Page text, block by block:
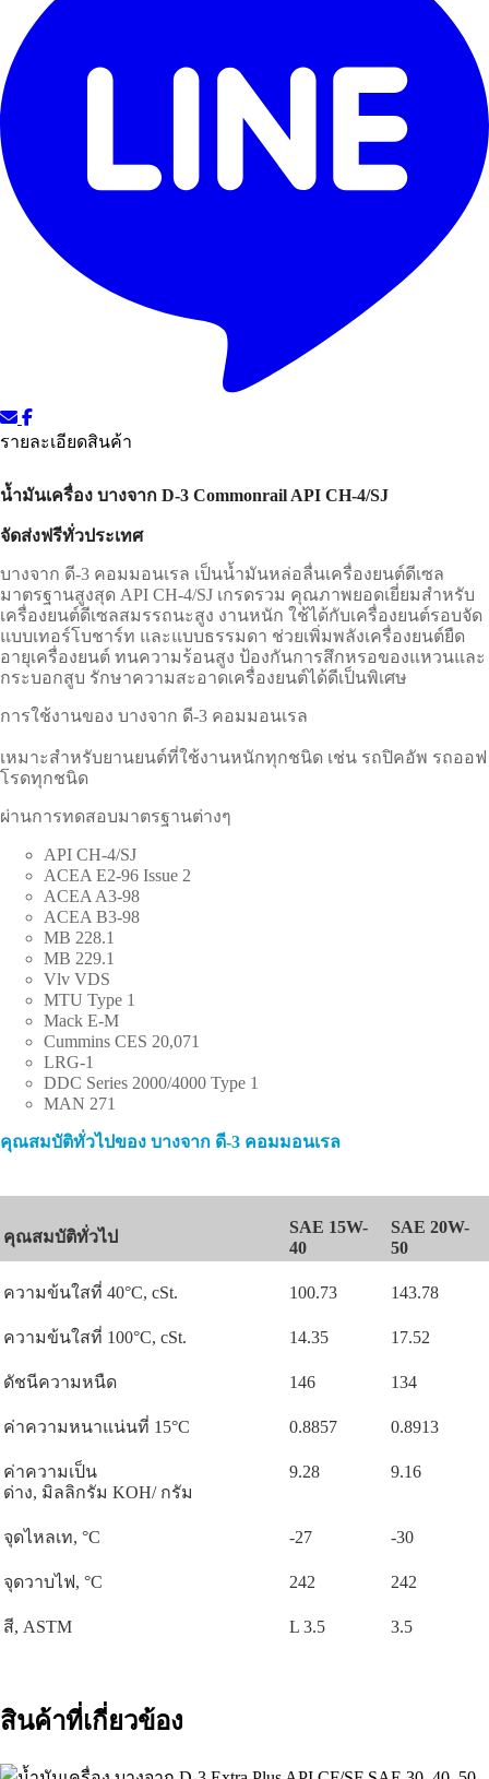
รายละเอียดสินค้า
น้ำมันเครื่อง บางจาก D-3 Commonrail API CH-4/SJ
จัดส่งฟรีทั่วประเทศ
บางจาก ดี-3 คอมมอนเรล เป็นน้ำมันหล่อลื่นเครื่องยนต์ดีเซล
มาตรฐานสูงสุด API CH-4/SJ เกรดรวม คุณภาพยอดเยี่ยมสำหรับ
เครื่องยนต์ดีเซลสมรรถนะสูง งานหนัก ใช้ได้กับเครื่องยนต์รอบจัด
แบบเทอร์โบชาร์ท และแบบธรรมดา ช่วยเพิ่มพลังเครื่องยนต์ยืด
อายุเครื่องยนต์ ทนความร้อนสูง ป้องกันการสึกหรอของแหวนและ
กระบอกสูบ รักษาความสะอาดเครื่องยนต์ได้ดีเป็นพิเศษ
การใช้งานของ บางจาก ดี-3 คอมมอนเรล
เหมาะสำหรับยานยนต์ที่ใช้งานหนักทุกชนิด เช่น รถปิคอัพ รถออฟ
โรดทุกชนิด
ผ่านการทดสอบมาตรฐานต่างๆ
API CH-4/SJ
ACEA E2-96 Issue 2
ACEA A3-98
ACEA B3-98
MB 228.1
MB 229.1
Vlv VDS
MTU Type 1
Mack E-M
Cummins CES 20,071
LRG-1
DDC Series 2000/4000 Type 1
MAN 271
คุณสมบัติทั่วไปของ บางจาก ดี-3 คอมมอนเรล
คุณสมบัติทั่วไป
SAE 15W-
40
SAE 20W-
50
ความข้นใสที่ 40°C, cSt. 100.73 143.78
ความข้นใสที่ 100°C, cSt. 14.35 17.52
ดัชนีความหนืด 146 134
ค่าความหนาแน่นที่ 15°C 0.8857 0.8913
ค่าความเป็น
ด่าง, มิลลิกรัม KOH/ กรัม
9.28 9.16
จุดไหลเท, °C -27 -30
จุดวาบไฟ, °C 242 242
สี, ASTM L 3.5 3.5
สินค้าที่เกี่ยวข้อง